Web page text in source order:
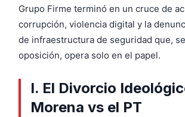
Grupo Firme terminó en un cruce de
corrupción, violencia digital y la
de infraestructura de seguridad que,
oposición, opera solo en el papel.
I. El Divorcio
Morena vs el PT